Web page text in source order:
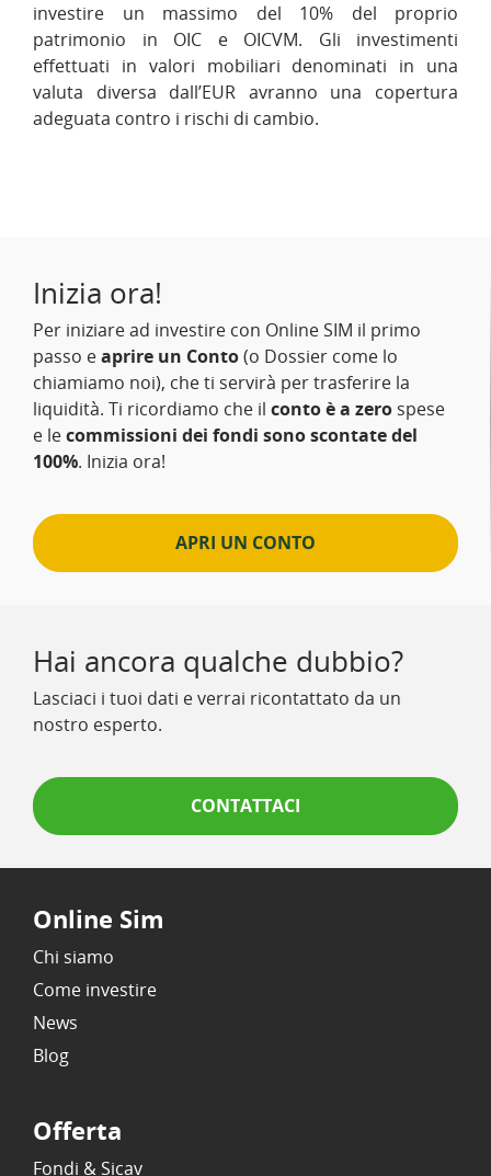
investire un massimo del 10% del proprio
patrimonio in OIC e OICVM. Gli investimenti
effettuati in valori mobiliari denominati in una
valuta diversa dall’EUR avranno una copertura
adeguata contro i rischi di cambio.
Inizia ora!
Per iniziare ad investire con Online SIM il primo
passo eaprire un Conto(o Dossier come lo
chiamiamo noi), che ti servirà per trasferire la
liquidità. Ti ricordiamo che il conto è a zero spese
e lecommissioni dei fondi sono scontate del
100%. Inizia ora!
APRI UN CONTO
Hai ancora qualche dubbio?
Lasciaci i tuoi dati e verrai ricontattato da un
nostro esperto.
CONTATTACI
Online Sim
Chi siamo
Come investire
News
Blog
Offerta
Fondi & Sicav